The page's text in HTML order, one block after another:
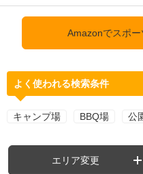
Amazonでスポ
よく使われる検索条件
キャンプ場 BBQ場 公
エリア変更